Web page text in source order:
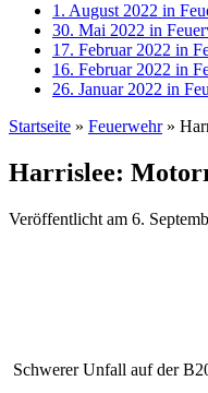
1. August 2022 in
30. Mai 2022 in
17. Februar 2022 in
16. Februar 2022 in
26. Januar 2022 in
Startseite » Feuerwehr »
Harrislee:
Veröffentlicht am 6.
Schwerer Unfall auf der